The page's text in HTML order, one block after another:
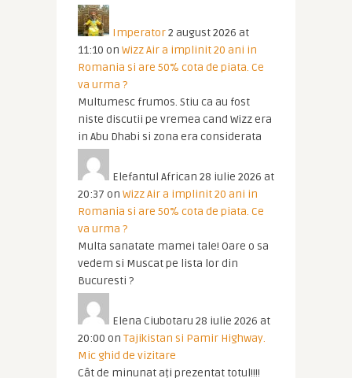
Imperator2 august 2026 at
11:10 on Wizz Air a implinit 20 ani in
Romania si are 50% cota de piata. Ce
va urma ?
Multumesc frumos. Stiu ca au fost
niste discutii pe vremea cand Wizz era
in Abu Dhabi si zona era considerata
Elefantul African 28 iulie 2026 at
20:37 on Wizz Air a implinit 20 ani in
Romania si are 50% cota de piata. Ce
va urma ?
Multa sanatate mamei tale! Oare o sa
vedem si Muscat pe lista lor din
Bucuresti ?
Elena Ciubotaru 28 iulie 2026 at
20:00 on Tajikistan si Pamir Highway.
Mic ghid de vizitare
Cât de minunat ați prezentat totul!!!!